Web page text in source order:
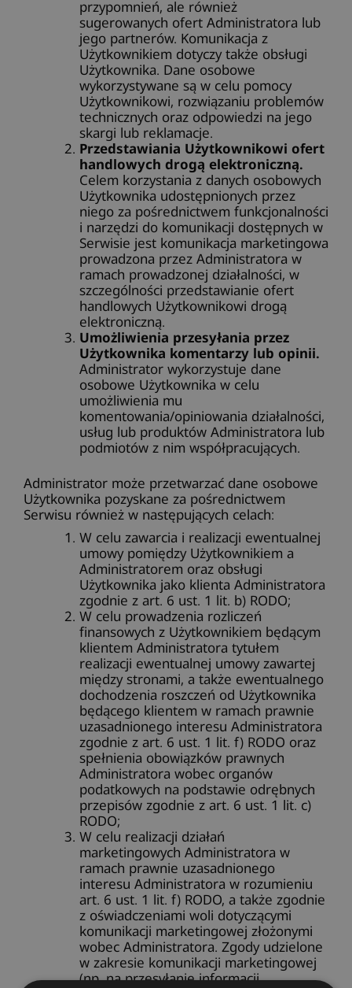
przypomnień, ale również
sugerowanych ofert Administratora lub
jego partnerów. Komunikacja z
Użytkownikiem dotyczy także obsługi
Użytkownika. Dane osobowe
wykorzystywane są w celu pomocy
Użytkownikowi, rozwiązaniu problemów
technicznych oraz odpowiedzi na jego
skargi lub reklamacje.
Przedstawiania Użytkownikowi ofert
handlowych drogą elektroniczną.
Celem korzystania z danych osobowych
Użytkownika udostępnionych przez
niego za pośrednictwem funkcjonalności
i narzędzi do komunikacji dostępnych w
Serwisie jest komunikacja marketingowa
prowadzona przez Administratora w
ramach prowadzonej działalności, w
szczególności przedstawianie ofert
handlowych Użytkownikowi drogą
elektroniczną.
Umożliwienia przesyłania przez
Użytkownika komentarzy lub opinii.
Administrator wykorzystuje dane
osobowe Użytkownika w celu
umożliwienia mu
komentowania/opiniowania działalności,
usług lub produktów Administratora lub
podmiotów z nim współpracujących.
Administrator może przetwarzać dane osobowe
Użytkownika pozyskane za pośrednictwem
Serwisu również w następujących celach:
W celu zawarcia i realizacji ewentualnej
umowy pomiędzy Użytkownikiem a
Administratorem oraz obsługi
Użytkownika jako klienta Administratora
zgodnie z art. 6 ust. 1 lit. b) RODO;
W celu prowadzenia rozliczeń
finansowych z Użytkownikiem będącym
klientem Administratora tytułem
realizacji ewentualnej umowy zawartej
między stronami, a także ewentualnego
dochodzenia roszczeń od Użytkownika
będącego klientem w ramach prawnie
uzasadnionego interesu Administratora
zgodnie z art. 6 ust. 1 lit. f) RODO oraz
spełnienia obowiązków prawnych
Administratora wobec organów
podatkowych na podstawie odrębnych
przepisów zgodnie z art. 6 ust. 1 lit. c)
RODO;
W celu realizacji działań
marketingowych Administratora w
ramach prawnie uzasadnionego
interesu Administratora w rozumieniu
art. 6 ust. 1 lit. f) RODO, a także zgodnie
z oświadczeniami woli dotyczącymi
komunikacji marketingowej złożonymi
wobec Administratora. Zgody udzielone
w zakresie komunikacji marketingowej
(np. na przesyłanie informacji